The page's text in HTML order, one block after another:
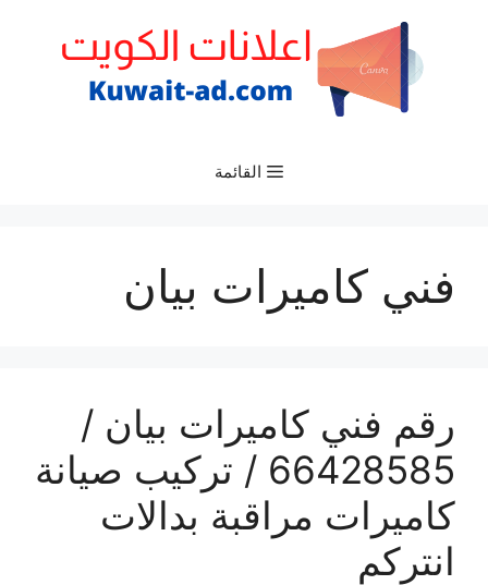
القائمة
فني كاميرات بيان
رقم فني كاميرات بيان /
66428585 / تركيب صيانة
كاميرات مراقبة بدالات
انتركم